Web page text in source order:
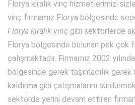
Florya kiralık vinç hizmetlerimizi
vinç firmamız Florya bölgesinde
Florya kiralık vinç gibi sektörlerde
Florya bölgesinde bulunan pek çok
çalışmaktadır. Firmamız 2002
bölgesinde gerek taşımacılık
kaldırma gibi çalışmalarını
sektörde yerini devam ettiren